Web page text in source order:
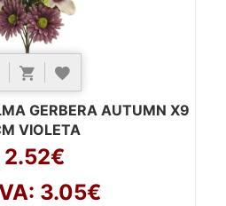
GERBERA AUTUMN X9
VIOLETA
2.52€
3.05€